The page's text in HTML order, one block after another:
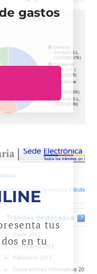
gastos
tus
en tu